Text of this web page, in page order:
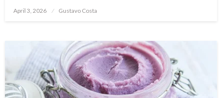
Posted
April 3, 2026 Gustavo Costa